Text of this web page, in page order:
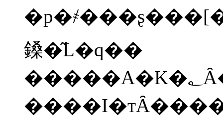
鎟�̋L�q��
�����A�K�؂Ȃ��̂̑g�ݍ��킹